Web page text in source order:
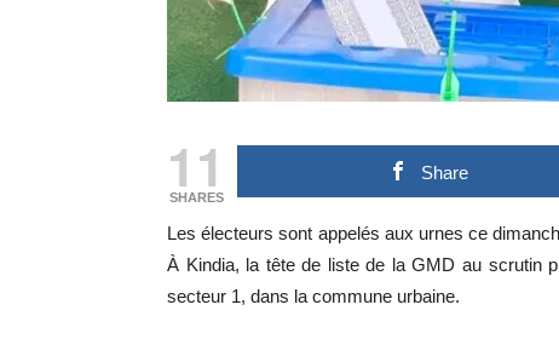
11
SHARES
Share
Les électeurs sont appelés aux urnes ce
À Kindia, la tête de liste de la GMD au scrutin
secteur 1, dans la commune urbaine.